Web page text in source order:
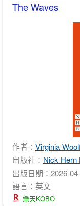
The Waves
作者： Virginia
出版社： Nick Hern
出版日期：2026-
語言：英文
樂天KOBO